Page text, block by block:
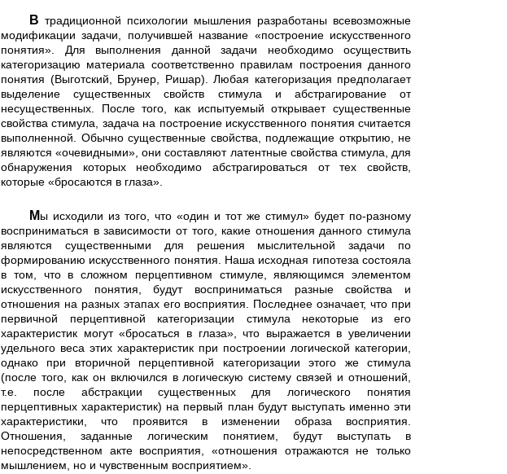
В традиционной психологии мышления разработаны всевозможные
модификации задачи, получившей название «построение искусственного
понятия». Для выполнения данной задачи необходимо осуществить
категоризацию ма­териала соответственно правилам построения данного
по­нятия (Выготский, Брунер, Ришар). Любая категоризация предполагает
выделение существенных свойств стимула и абстрагирование от
несущественных. После того, как испы­туемый открывает существенные
свойства стимула, задача на построение искусственного понятия считается
выпол­ненной. Обычно существенные свойства, подлежащие открытию, не
являются «очевидными», они составляют ла­тентные свойства стимула, для
обнаружения которых не­обходимо абстрагироваться от тех свойств,
которые «бро­саются в глаза».
Мы исходили из того, что «один и тот же стимул» будет по-разному
восприниматься в зависимости от того, какие отношения данного стимула
являются существенными для решения мыслительной задачи по
формированию искусст­венного понятия. Наша исходная гипотеза состояла
в том, что в сложном перцептивном стимуле, являющимся элемен­том
искусственного понятия, будут восприниматься разные свойства и
отношения на разных этапах его восприятия. Последнее означает, что при
первичной перцептивной ка­тегоризации стимула некоторые из его
характеристик могут «бросаться в глаза», что выражается в увеличении
удельного веса этих характеристик при построении логической кате­гории,
однако при вторичной перцептивной категоризации этого же стимула
(после того, как он включился в логичес­кую систему связей и отношений,
т.е. после абстракции существенных для логического понятия
перцептивных ха­рактеристик) на первый план будут выступать именно эти
характеристики, что проявится в изменении образа воспри­ятия.
Отношения, заданные логическим понятием, будут выступать в
непосредственном акте восприятия, «отношения отражаются не только
мышлением, но и чувственным воспри­ятием».